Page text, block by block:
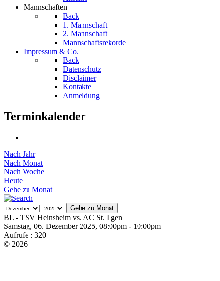
Mannschaften
Back
1. Mannschaft
2. Mannschaft
Mannschaftsrekorde
Impressum & Co.
Back
Datenschutz
Disclaimer
Kontakte
Anmeldung
Terminkalender
Nach Jahr
Nach Monat
Nach Woche
Heute
Gehe zu Monat
Gehe zu Monat
BL - TSV Heinsheim vs. AC St. Ilgen
Samstag, 06. Dezember 2025, 08:00pm - 10:00pm
Aufrufe : 320
© 2026